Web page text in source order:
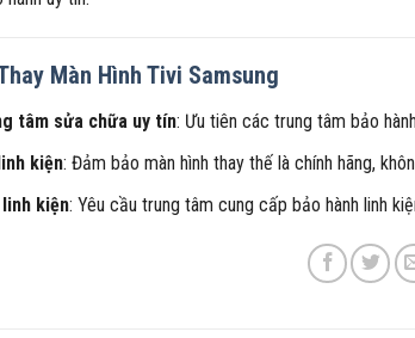
Màn Hình Tivi Samsung
tâm sửa chữa uy tín: Ưu tiên các trung tâm bảo
kiện: Đảm bảo màn hình thay thế là chính hãng,
kiện: Yêu cầu trung tâm cung cấp bảo hành linh